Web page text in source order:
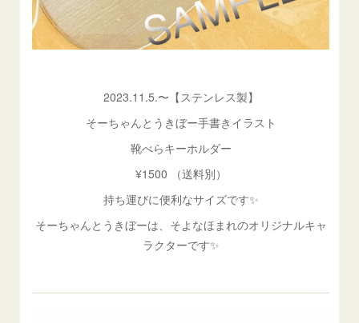
2023.11.5.〜【ステンレス製】
そーちゃんとうきぼー手書きイラスト
靴べらキーホルダー
¥1500 （送料別）
持ち運びに便利なサイズです✨
そーちゃんとうきぼーは、そよなほまれのオリジナルキャ
ラクターです✨